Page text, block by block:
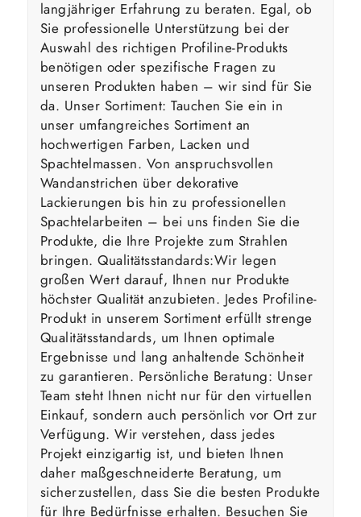
langjähriger Erfahrung zu beraten. Egal, ob
Sie professionelle Unterstützung bei der
Auswahl des richtigen Profiline-Produkts
benötigen oder spezifische Fragen zu
unseren Produkten haben – wir sind für Sie
da. Unser Sortiment: Tauchen Sie ein in
unser umfangreiches Sortiment an
hochwertigen Farben, Lacken und
Spachtelmassen. Von anspruchsvollen
Wandanstrichen über dekorative
Lackierungen bis hin zu professionellen
Spachtelarbeiten – bei uns finden Sie die
Produkte, die Ihre Projekte zum Strahlen
bringen. Qualitätsstandards:Wir legen
großen Wert darauf, Ihnen nur Produkte
höchster Qualität anzubieten. Jedes Profiline-
Produkt in unserem Sortiment erfüllt strenge
Qualitätsstandards, um Ihnen optimale
Ergebnisse und lang anhaltende Schönheit
zu garantieren. Persönliche Beratung: Unser
Team steht Ihnen nicht nur für den virtuellen
Einkauf, sondern auch persönlich vor Ort zur
Verfügung. Wir verstehen, dass jedes
Projekt einzigartig ist, und bieten Ihnen
daher maßgeschneiderte Beratung, um
sicherzustellen, dass Sie die besten Produkte
für Ihre Bedürfnisse erhalten. Besuchen Sie